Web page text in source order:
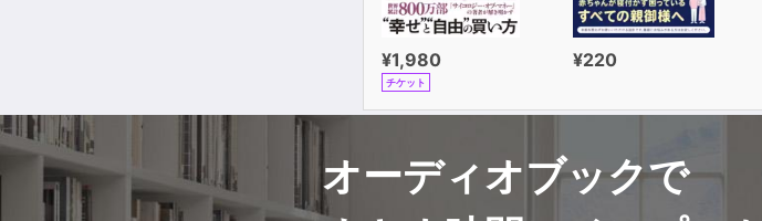
¥1,980
チケット
¥220
オーディオブックで